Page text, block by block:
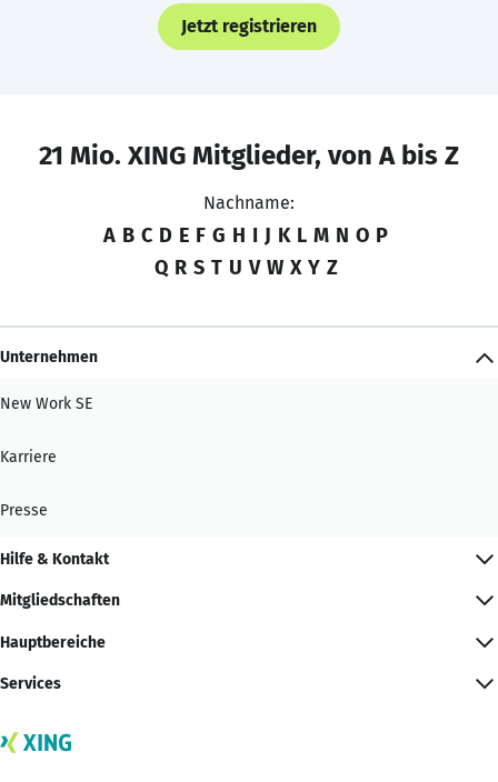
Jetzt registrieren
21 Mio. XING Mitglieder, von A bis Z
Nachname:
A B C D E F G H I J K L M N O P
Q R S T U V W X Y Z
Unternehmen
New Work SE
Karriere
Presse
Hilfe & Kontakt
Mitgliedschaften
Hauptbereiche
Services